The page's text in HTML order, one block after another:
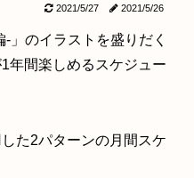
2021/5/27 2021/5/26
」のイラストを盛りだく
年間楽しめるスケジュー
た2パターンの月間スケ